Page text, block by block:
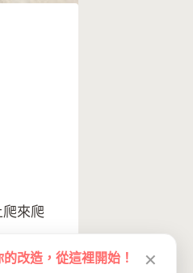
來爬
的改造，從這裡開始！ ✕